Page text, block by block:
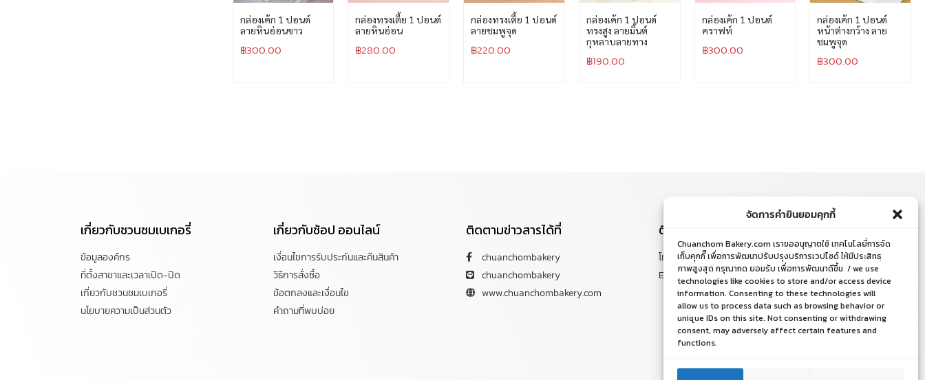
จัดการคำยินยอมคุกกี้
Chuanchom Bakery.com เราขออนุญาตใช้ เทคโนโลยี่การจัด
เก็บคุกกี๊ เพื่อการพัฒนาปรับปรุงบริการเวปไซด์ ให้มีประสิทธฺ
ภาพสูงสุด กรุณากด ยอมรับ เพื่อการพัฒนาดีขึ้น / we use
technologies like cookies to store and/or access device
information. Consenting to these technologies will
allow us to process data such as browsing behavior or
unique IDs on this site. Not consenting or withdrawing
consent, may adversely affect certain features and
functions.
กล่องเค้ก 1 ปอนด์
ลายหินอ่อนขาว
฿300.00
กล่องทรงเตี้ย 1 ปอนด์
ลายหินอ่อน
฿280.00
กล่องทรงเตี้ย 1 ปอนด์
ลายชมพูจุด
฿220.00
กล่องเค้ก 1 ปอนด์
ทรงสูง ลายมิ้นต์
กุหลาบลายทาง
฿190.00
กล่องเค้ก 1 ปอนด์
คราฟท์
฿300.00
กล่องเค้ก 1 ปอนด์
หน้าต่างกว้าง ลาย
ชมพูจุด
฿300.00
เกี่ยวกับชวนชมเบเกอรี่
ข้อมูลองค์กร
ที่ตั้งสาขาและเวลาเปิด-ปิด
เกี่ยวกับชวนชมเบเกอรี่
นโยบายความเป็นส่วนตัว
เกี่ยวกับช้อป ออนไลน์
เงื่อนไขการรับประกันและคืนสินค้า
วิธีการสั่งซื้อ
ข้อตกลงและเงื่อนไข
คำถามที่พบบ่อย
ติดตามข่าวสารได้ที่
chuanchombakery
chuanchombakery
www.chuanchombakery.com
ติดต่อสอบถาม
โทร. 065-526-2325, 02 519 8212
E-mail : chuanchom.bakery@gmail.com